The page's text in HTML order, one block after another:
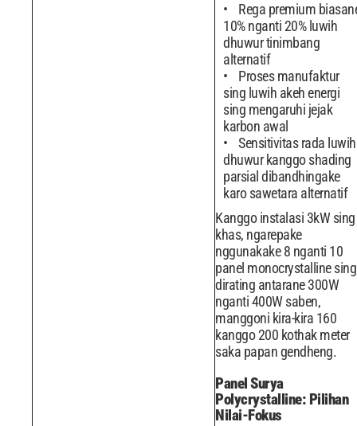
Rega premium
10% nganti 20% luwih
dhuwur tinimbang
alternatif
Proses manufaktur
sing luwih akeh energi
sing mengaruhi jejak
karbon awal
Sensitivitas rada luwih
dhuwur kanggo shading
parsial dibandhingake
karo sawetara alternatif
Kanggo instalasi 3kW sing
khas, ngarepake
nggunakake 8 nganti 10
panel monocrystalline sing
dirating antarane 300W
nganti 400W saben,
manggoni kira-kira 160
kanggo 200 kothak meter
saka papan gendheng.
Panel Surya
Polycrystalline: Pilihan
Nilai-Fokus